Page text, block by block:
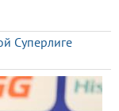
Суперлиге